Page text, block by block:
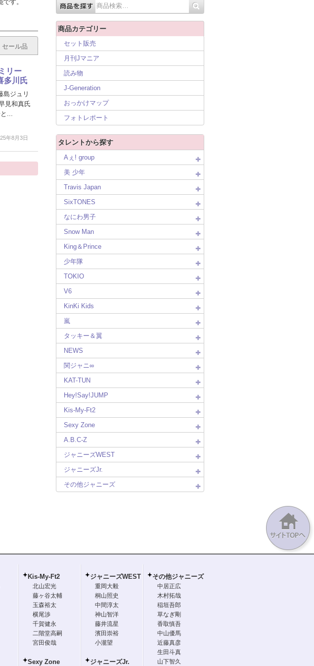
す。
セール品
リー
多川氏
島ジュリ
見和真氏
...
年8月3日
商品カテゴリー
セット販売
月刊Jマニア
読み物
J-Generation
おっかけマップ
フォトレポート
タレントから探す
Aぇ! group
美 少年
Travis Japan
SixTONES
なにわ男子
Snow Man
King＆Prince
少年隊
TOKIO
V6
KinKi Kids
嵐
タッキー＆翼
NEWS
関ジャニ∞
KAT-TUN
Hey!Say!JUMP
Kis-My-Ft2
Sexy Zone
A.B.C-Z
ジャニーズWEST
ジャニーズJr.
その他ジャニーズ
Kis-My-Ft2
北山宏光
藤ヶ谷太輔
玉森裕太
横尾渉
千賀健永
二階堂高嗣
宮田俊哉
Sexy Zone
ジャニーズWEST
重岡大毅
桐山照史
中間淳太
神山智洋
藤井流星
濱田崇裕
小瀧望
ジャニーズJr.
その他ジャニーズ
中居正広
木村拓哉
稲垣吾郎
草なぎ剛
香取慎吾
中山優馬
近藤真彦
生田斗真
山下智久